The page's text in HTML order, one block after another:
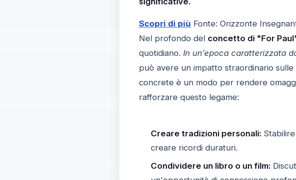
Scopri di più Fonte: Orizzonte
Nel profondo del concetto di "For
quotidiano. In un’epoca caratterizzata
può avere un impatto straordinario
concrete è un modo per rendere
rafforzare questo legame:
Creare tradizioni personali:Stabilire
creare ricordi duraturi.
Condividere un libro o un film: